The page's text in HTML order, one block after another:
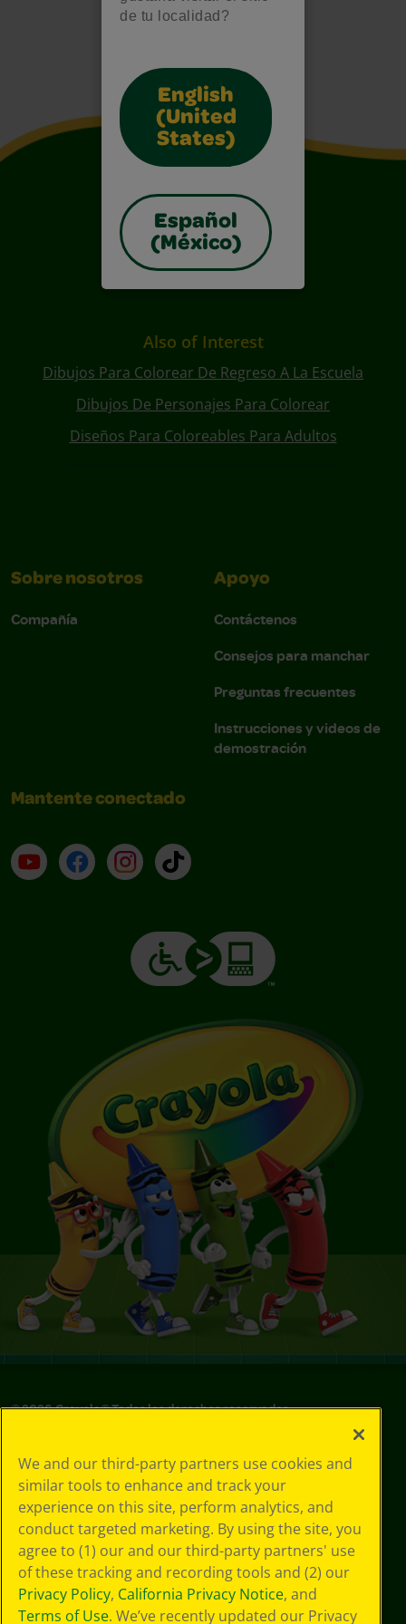
de tu localidad?
English
(United
States)
Español
(México)
Also of Interest
Dibujos Para Colorear De Regreso A La Escuela
Dibujos De Personajes Para Colorear
Diseños Para Coloreables Para Adultos
Sobre nosotros
Compañía
Apoyo
Contáctenos
Consejos para manchar
Preguntas frecuentes
Instrucciones y videos de
demostración
Mantente conectado
YouTube (en inglés)
Facebook (en inglés)
Instagram (en inglés)
TikTok
©2026Crayola® Todos los derechos reservados.
de privacidad
Política de
privacidad
Términos de SMS
GDPR
Aviso de
privacidad de CA
Cookie
We and our third-party partners use cookies and
similar tools to enhance and track your
experience on this site, perform analytics, and
conduct targeted marketing. By using the site, you
agree to (1) our and our third-party partners' use
of these tracking and recording tools and (2) our
Privacy Policy, California Privacy Notice, and
Terms of Use. We’ve recently updated our Privacy